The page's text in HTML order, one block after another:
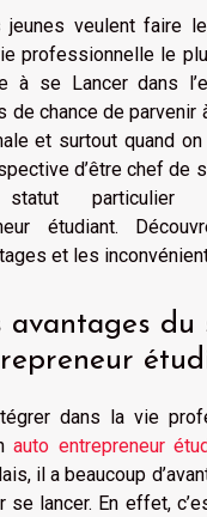
jeunes veulent faire
professionnelle le
à se Lancer dans
de chance de
et surtout quand on
d’être chef de
particulier
étudiant.
et les
avantages du
dans la vie
auto entrepreneur
il a beaucoup
se lancer. En effet,